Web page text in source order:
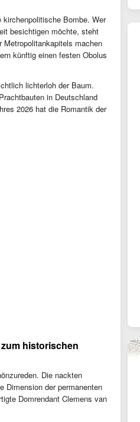
Bombe. Wer
besichtigen möchte, steht
Metropolitankapitels machen
künftig einen festen Obolus
lichterloh der Baum.
in Deutschland
2026 hat die Romantik der
historischen
Die nackten
Dimension der permanenten
Domrendant Clemens van